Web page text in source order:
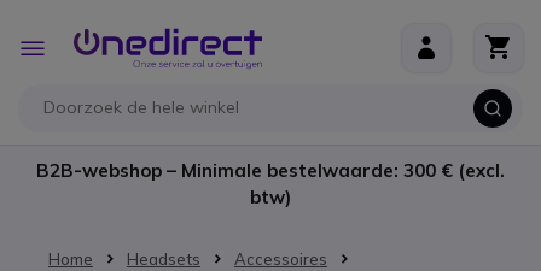
Toggle
Nav
B2B-webshop – Minimale bestelwaarde: 300 € (excl.
btw)
Home Headsets
Accessoires